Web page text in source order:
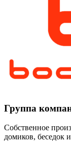
Группа
Собственное
домиков, беседок